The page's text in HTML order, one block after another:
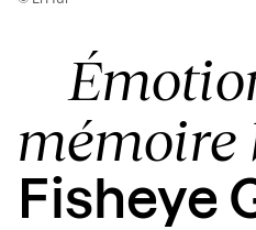
mémoire
Fisheye